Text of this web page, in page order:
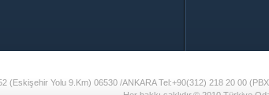
Görüş ve Öneriler-
(Eskişehir Yolu 9.Km) 06530 /ANKARA Tel:+90(312) 218 20 00